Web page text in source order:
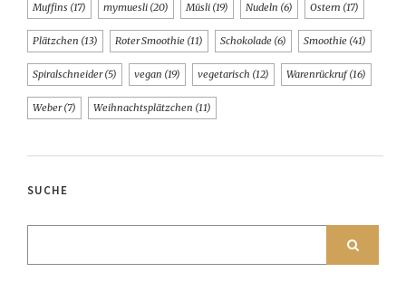
Muffins (17) mymuesli (20) Müsli (19) Nudeln (6) Ostern (17)
Plätzchen (13) Roter Smoothie (11) Schokolade (6) Smoothie (41)
Spiralschneider(5) vegan (19) vegetarisch (12) Warenrückruf(16)
Weber(7) Weihnachtsplätzchen (11)
SUCHE